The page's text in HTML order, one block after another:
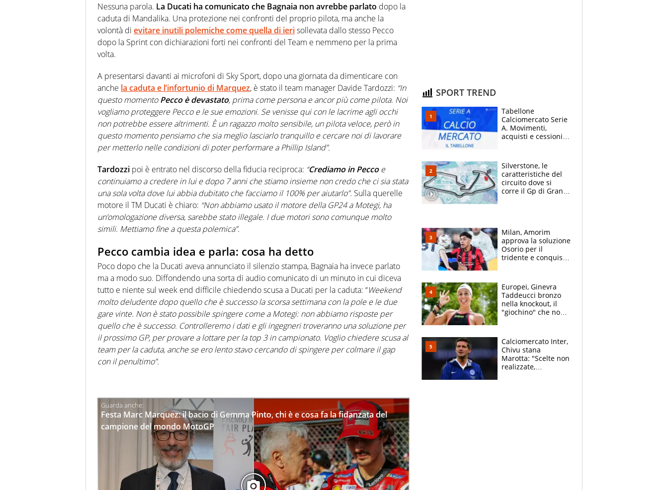
Nessuna parola. La Ducati ha comunicato che Bagnaia non avrebbe parlato dopo la
caduta di Mandalika. Una protezione nei confronti del proprio pilota, ma anche la
volontà di evitare inutili polemiche come quella di ierisollevata dallo stesso Pecco
dopo la Sprint con dichiarazioni forti nei confronti del Team e nemmeno per la prima
volta.
A presentarsi davanti ai microfoni di Sky Sport, dopo una giornata da dimenticare con
anche la caduta e l’infortunio di Marquez, è stato il team manager Davide Tardozzi: “In
questo momentoPecco è devastato, prima come persona e ancor più come pilota. Noi
vogliamo proteggere Pecco e le sue emozioni. Se venisse qui con le lacrime agli occhi
non potrebbe essere altrimenti. È un ragazzo molto sensibile, un pilota veloce, però in
questo momento pensiamo che sia meglio lasciarlo tranquillo e cercare noi di lavorare
per metterlo nelle condizioni di poter performare a Phillip Island”.
Tardozzi poi è entrato nel discorso della fiducia reciproca: “Crediamo in Peccoe
continuiamo a credere in lui e dopo 7 anni che stiamo insieme non credo che ci sia stata
una sola volta dove lui abbia dubitato che facciamo il 100% per aiutarlo”. Sulla querelle
motore il TM Ducati è chiaro: “Non abbiamo usato il motore della GP24 a Motegi, ha
un’omologazione diversa, sarebbe stato illegale. I due motori sono comunque molto
simili. Mettiamo fine a questa polemica”.
Pecco cambia idea e parla: cosa ha detto
Poco dopo che la Ducati aveva annunciato il silenzio stampa, Bagnaia ha invece parlato
ma a modo suo. Diffondendo una sorta di audio comunicato di un minuto in cui diceva
tutto e niente sul week end difficile chiedendo scusa a Ducati per la caduta: “Weekend
molto deludente dopo quello che è successo la scorsa settimana con la pole e le due
gare vinte. Non è stato possibile spingere come a Motegi: non abbiamo risposte per
quello che è successo. Controlleremo i dati e gli ingegneri troveranno una soluzione per
il prossimo GP, per provare a lottare per la top 3 in campionato. Voglio chiedere scusa al
team per la caduta, anche se ero lento stavo cercando di spingere per colmare il gap
con il penultimo”.
Festa Marc Marquez: il bacio di Gemma Pinto, chi è e cosa fa la fidanzata del
campione del mondo MotoGP
SPORT TREND
Tabellone
Calciomercato Serie
A. Movimenti,
acquisti e cessioni:
Silverstone, le
caratteristiche del
circuito dove si
corre il Gp di Gran
Milan, Amorim
approva la soluzione
Osorio per il
tridente e conquista
Allegri
Europei, Ginevra
Taddeucci bronzo
nella knockout, il
"giochino" che non
Calciomercato Inter,
Chivu stana
Marotta: "Scelte non
realizzate,